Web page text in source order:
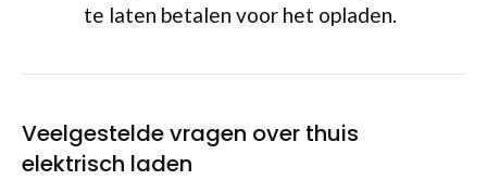
te laten betalen voor het opladen.
Veelgestelde vragen over thuis
elektrisch laden